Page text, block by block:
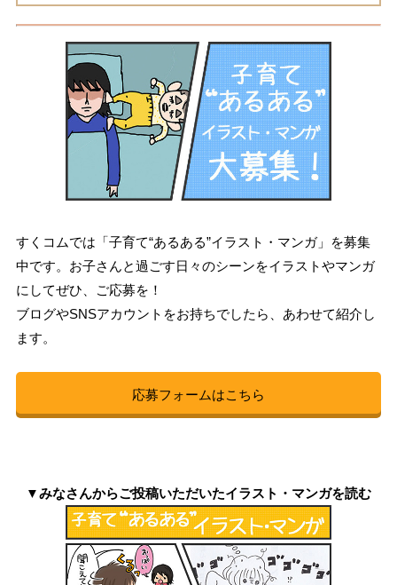
すくコムでは「子育て“あるある”イラスト・マンガ」を募集
中です。お子さんと過ごす日々のシーンをイラストやマンガ
にしてぜひ、ご応募を！
ブログやSNSアカウントをお持ちでしたら、あわせて紹介し
ます。
応募フォームはこちら
▼みなさんからご投稿いただいたイラスト・マンガを読む